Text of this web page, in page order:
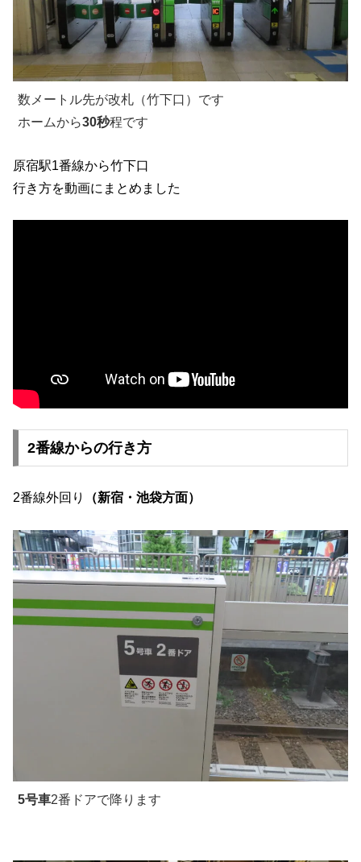
数メートル先が改札（竹下口）です
ホームから30秒程です
原宿駅1番線から竹下口
行き方を動画にまとめました
2番線からの行き方
2番線外回り （新宿・池袋方面）
5号車2番ドアで降ります